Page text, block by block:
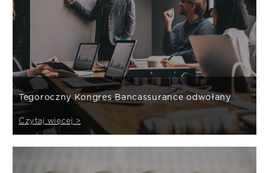
Tegoroczny Kongres Bancassurance odwołany
Czytaj więcej >